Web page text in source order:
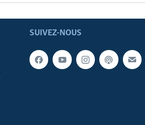
SUIVEZ-NOUS